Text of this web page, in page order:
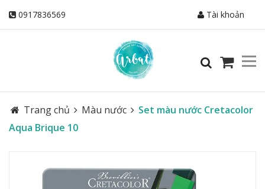
0917836569 Tài khoản
Trang chủ Màu nước
Set màu nước Cretacolor
Aqua Brique 10